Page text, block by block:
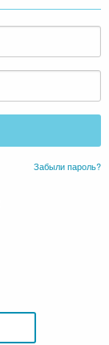
Забыли пароль?